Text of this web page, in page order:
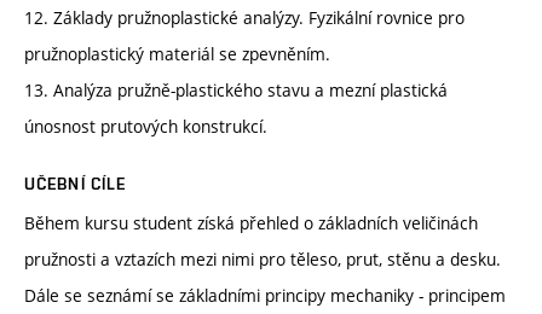
12. Základy pružnoplastické analýzy. Fyzikální rovnice pro
pružnoplastický materiál se zpevněním.
13. Analýza pružně-plastického stavu a mezní plastická
únosnost prutových konstrukcí.
UČEBNÍ CÍLE
Během kursu student získá přehled o základních veličinách
pružnosti a vztazích mezi nimi pro těleso, prut, stěnu a desku.
Dále se seznámí se základními principy mechaniky - principem